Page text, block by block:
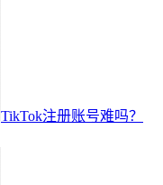
TikTok注册账号难吗？